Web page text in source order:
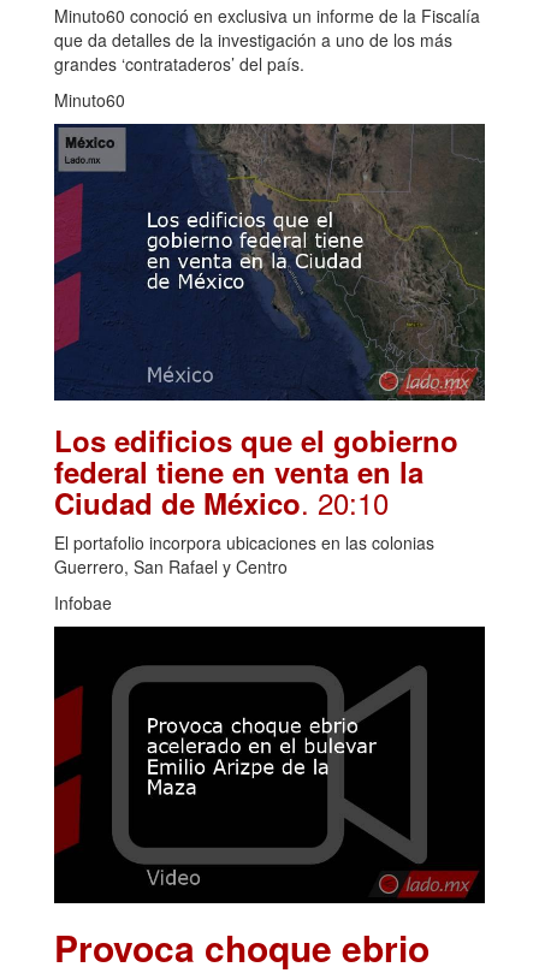
Minuto60 conoció en exclusiva un informe de la Fiscalía
que da detalles de la investigación a uno de los más
grandes ‘contrataderos’ del país.
Minuto60
Los edificios que el gobierno
federal tiene en venta en la
Ciudad de México. 20:10
El portafolio incorpora ubicaciones en las colonias
Guerrero, San Rafael y Centro
Infobae
Provoca choque ebrio